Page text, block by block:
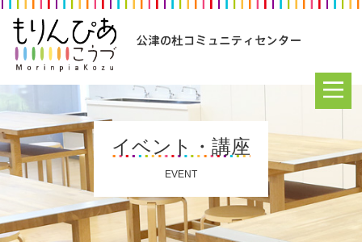
イベント・講座
EVENT